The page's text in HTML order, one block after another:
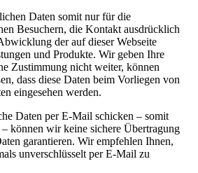
Daten somit nur für die
Besuchern, die Kontakt ausdrücklich
der auf dieser Webseite
und Produkte. Wir geben Ihre
Zustimmung nicht weiter, können
dass diese Daten beim Vorliegen von
eingesehen werden.
Daten per E-Mail schicken – somit
– können wir keine sichere Übertragung
garantieren. Wir empfehlen Ihnen,
unverschlüsselt per E-Mail zu